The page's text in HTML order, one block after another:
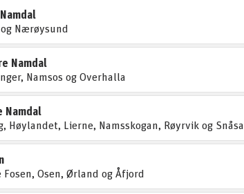
Nærøysund
Namdal
Namsos og Overhalla
Namdal
Høylandet, Lierne, Namsskogan, Røyrvik og Snåsa
Fosen, Osen, Ørland og Åfjord